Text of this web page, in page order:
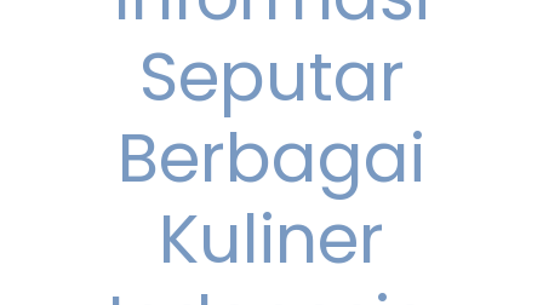
Seputar
Berbagai
Kuliner